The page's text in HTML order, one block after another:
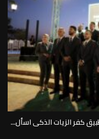
كفر الزيات الذكى اسأل...